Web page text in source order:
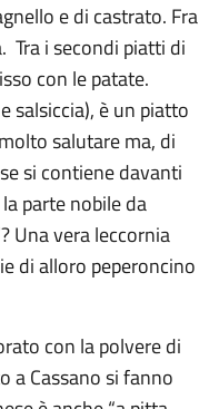
e di castrato. Fra
Tra i secondi piatti di
con le patate.
salsiccia), è un piatto
salutare ma, di
si contiene davanti
parte nobile da
Una vera leccornia
di alloro peperoncino
con la polvere di
a Cassano si fanno